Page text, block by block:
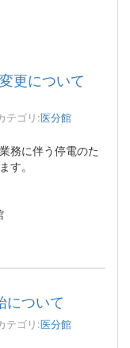
更について
テゴリ:医分館
務に伴う停電のた
す。
について
テゴリ:医分館